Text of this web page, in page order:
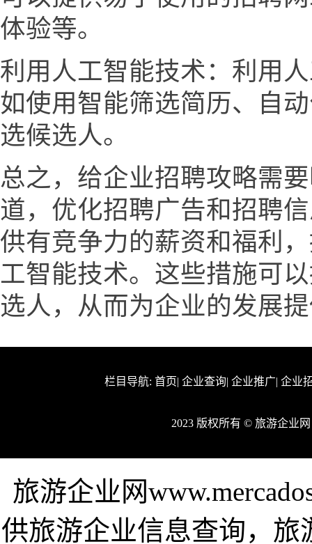
体验等。
利用人工智能技术：利用
如使用智能筛选简历、自
选候选人。
总之，给企业招聘攻略需
道，优化招聘广告和招聘
供有竞争力的薪资和福利
工智能技术。这些措施可
选人，从而为企业的发展
栏目导航: 首页| 企业查询| 企业推广| 企业
2023 版权所有 © 旅游企业
旅游企业网
供旅游企业信息查询，